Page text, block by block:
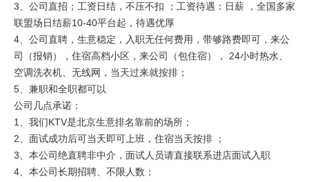
3、公司直招；工资日结，不压不扣 ；工资待遇：日薪 ，全国多家
联盟场日结薪10-40平台起，待遇优厚
4、公司直聘，生意稳定，入职无任何费用，带够路费即可，来公
司（报销），住宿高档小区，来公司（包住宿）， 24小时热水、
空调洗衣机、无线网，当天过来就按排；
5、兼职和全职都可以
公司几点承诺：
1、我们KTV是北京生意排名靠前的场所；
2、面试成功后可当天即可上班，住宿当天按排 ；
3、本公司绝直聘非中介，面试人员请直接联系进店面试入职
4、本公司长期招聘、不限人数；